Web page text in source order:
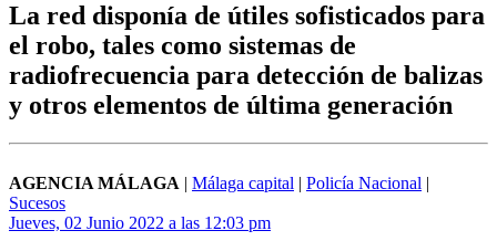
La red disponía de útiles sofisticados para
el robo, tales como sistemas de
radiofrecuencia para detección de balizas
y otros elementos de última generación
AGENCIA MÁLAGA | Málaga capital | Policía Nacional |
Sucesos
Jueves, 02 Junio 2022 a las 12:03 pm